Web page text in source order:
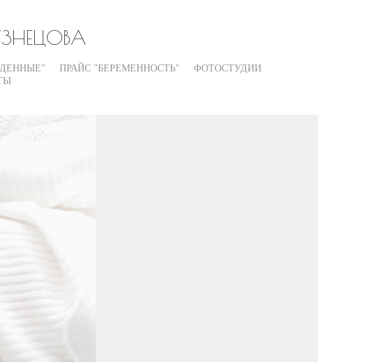
ПРАЙС "БЕРЕМЕННОСТЬ"
ФОТОСТУДИИ